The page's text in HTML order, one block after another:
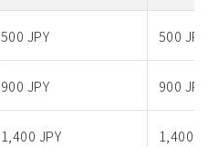
500 JPY 500 JPY
900 JPY 900 JPY
1,400 JPY 1,400